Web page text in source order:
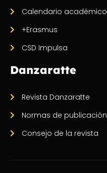
Calendario académico
+Erasmus
CSD Impulsa
Danzaratte
Revista Danzaratte
Normas de publicación
Consejo de la revista